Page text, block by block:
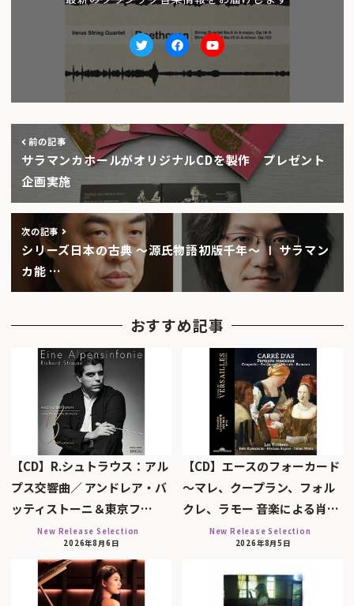
TwitterfacebookYoutube
前の記事
サラマンカホールがオリジナルCDを製作 プレゼント
企画実施
次の記事
シリーズ日本の古典 〜源氏物語初版千年〜 Ⅰ サラマン
カ能 …
おすすめ記事
【CD】R.シュトラウス：アル
プス交響曲／ アンドレア・バ
ッティストーニ＆東京フ…
New Release Selection
2026年8月6日
【CD】エースのフォーカード
～マレ、クープラン、フォル
クレ、ラモー 音楽による肖…
New Release Selection
2026年8月5日